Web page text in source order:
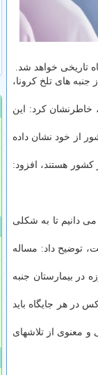
تاریخی خواهد شد.
های تلخ کرونا،
خاطرنشان کرد: این
از خود نشان داده
کشور هستند، افزود:
دانیم تا به شکلی
توضیح داد: مساله
در بیمارستان جنبه
در هر جایگاه باید
و معنوی از تلاشهای